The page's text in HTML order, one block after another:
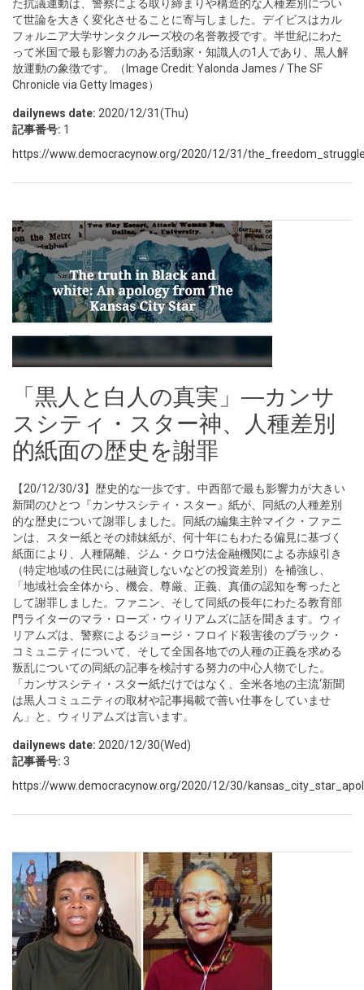
た抗議運動は、警察による取り締まりや構造的な人種差別につい
て世論を大きく変化させることに寄与しました。デイビスはカル
フォルニア大学サンタクルーズ校の名誉教授です。半世紀にわた
って米国で最も影響力のある活動家・知識人の1人であり、黒人解
放運動の象徴です。（Image Credit: Yalonda James / The SF
Chronicle via Getty Images）
dailynews date: 2020/12/31(Thu)
記事番号: 1
https://www.democracynow.org/2020/12/31/
「黒人と白人の真実」―カンサ
スシティ・スター神、人種差別
的紙面の歴史を謝罪
【20/12/30/3】歴史的な一歩です。中西部で最も影響力が大きい
新聞のひとつ『カンサスシティ・スター』紙が、同紙の人種差別
的な歴史について謝罪しました。同紙の編集主幹マイク・ファニ
ンは、スター紙とその姉妹紙が、何十年にもわたる偏見に基づく
紙面により、人種隔離、ジム・クロウ法金融機関による赤線引き
（特定地域の住民には融資しないなどの投資差別）を補強し、
「地域社会全体から、機会、尊厳、正義、真価の認知を奪ったと
して謝罪しました。ファニン、そして同紙の長年にわたる教育部
門ライターのマラ・ローズ・ウィリアムズに話を聞きます。ウィ
リアムズは、警察によるジョージ・フロイド殺害後のブラック・
コミュニティについて、そして全国各地での人種の正義を求める
叛乱についての同紙の記事を検討する努力の中心人物でした。
「カンサスシティ・スター紙だけではなく、全米各地の主流‘新聞
は黒人コミュニティの取材や記事掲載で善い仕事をしていませ
ん」と、ウィリアムズは言います。
dailynews date: 2020/12/30(Wed)
記事番号: 3
https://www.democracynow.org/2020/12/30/